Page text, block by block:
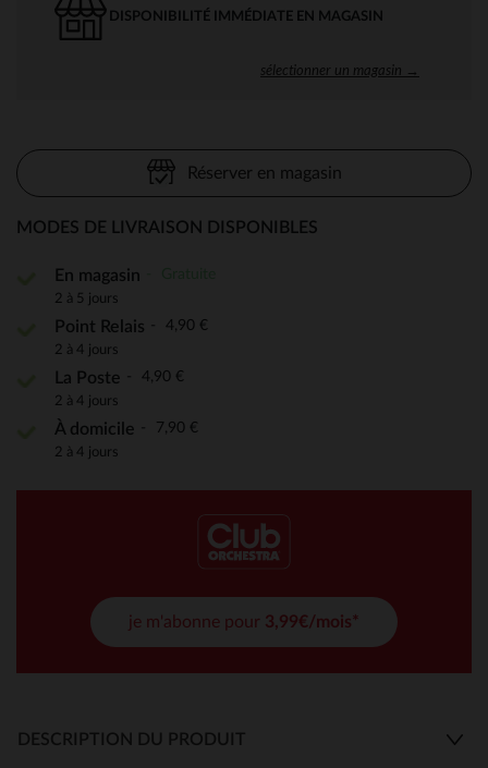
DISPONIBILITÉ IMMÉDIATE EN MAGASIN
sélectionner un magasin →
Réserver en magasin
MODES DE LIVRAISON DISPONIBLES
En magasin
2 à 5 jours
Point Relais 4,90 €
2 à 4 jours
La Poste 4,90 €
2 à 4 jours
À domicile 7,90 €
2 à 4 jours
je m'abonne pour 3,99€/mois*
DESCRIPTION DU PRODUIT